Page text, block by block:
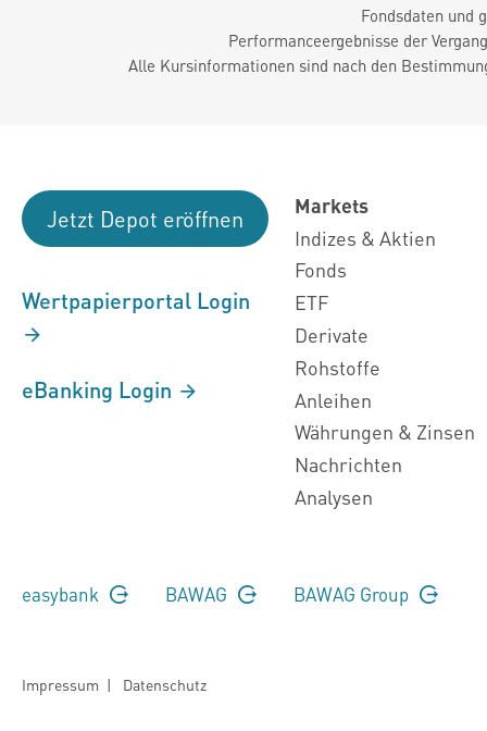
Fondsdaten und
Performanceergebnisse der
Alle Kursinformationen sind nach den
Jetzt Depot eröffnen
Wertpapierportal Login
eBanking Login
Markets
Indizes & Aktien
Fonds
ETF
Derivate
Rohstoffe
Anleihen
Währungen & Zinsen
Nachrichten
Analysen
easybank BAWAG BAWAG Group
Impressum | Datenschutz